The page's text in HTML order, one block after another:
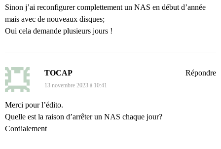
Sinon j’ai reconfigurer complettement un NAS en début d’année
mais avec de nouveaux disques;
Oui cela demande plusieurs jours !
TOCAP
13 novembre 2023 à 10:41
Merci pour l’édito.
Quelle est la raison d’arrêter un NAS chaque jour?
Cordialement
Répondre